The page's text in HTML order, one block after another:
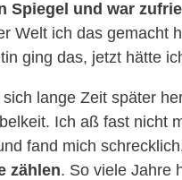
Spiegel und war
Welt ich das gemacht
ging das, jetzt hätte
lange Zeit später
Ich aß fast nicht
fand mich
zählen. So viele Jahre